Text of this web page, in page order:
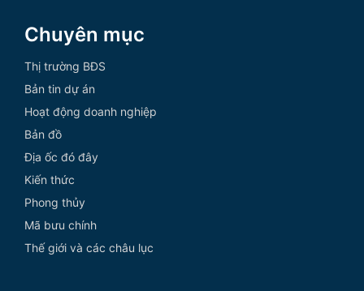
Chuyên mục
Thị trường BĐS
Bản tin dự án
Hoạt động doanh nghiệp
Bản đồ
Địa ốc đó đây
Kiến thức
Phong thủy
Mã bưu chính
Thế giới và các châu lục